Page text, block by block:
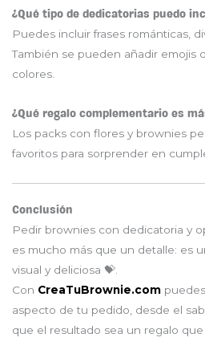
¿Qué tipo de dedicatorias puedo
Puedes incluir frases románticas,
También se pueden añadir emojis
colores.
¿Qué regalo complementario es
Los packs con flores y brownies
favoritos para sorprender en
Conclusión
Pedir brownies con dedicatoria y
es mucho más que un detalle: es
visual y deliciosa 💝.
Con CreaTuBrownie.com
aspecto de tu pedido, desde el
que el resultado sea un regalo que